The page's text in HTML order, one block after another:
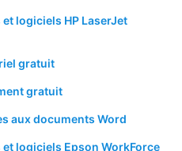
logiciels HP LaserJet
gratuit
gratuit
aux documents Word
logiciels Epson WorkForce